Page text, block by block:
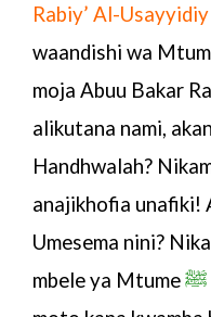
Rabiy’ Al-Usayyidiy
waandishi wa
moja Abuu Bakar
alikutana nami,
Handhwalah?
anajikhofia unafiki!
Umesema nini?
mbele ya Mtumeﷺ